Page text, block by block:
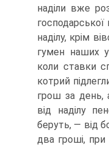
наділи вже
наділу, крім
гумен наших
коли ставки
котрий
грош за день,
від наділу
беруть, — від
два гроші,